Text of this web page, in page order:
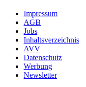
Impressum
AGB
Jobs
Inhaltsverzeichnis
AVV
Datenschutz
Werbung
Newsletter